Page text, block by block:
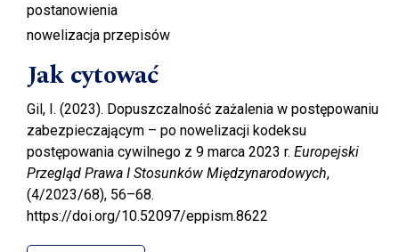
postanowienia
nowelizacja przepisów
Jak cytować
Gil, I. (2023). Dopuszczalność zażalenia w postępowaniu
zabezpieczającym – po nowelizacji kodeksu
postępowania cywilnego z 9 marca 2023 r. Europejski
Przegląd Prawa I Stosunków Międzynarodowych,
(4/2023/68), 56–68.
https://doi.org/10.52097/eppism.8622